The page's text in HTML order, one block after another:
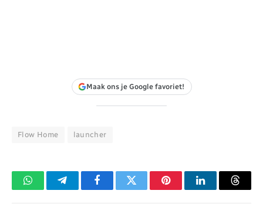
Maak ons je Google favoriet!
Flow Home launcher
WhatsAppTelegramFacebookTwitter PinterestLinkedIn